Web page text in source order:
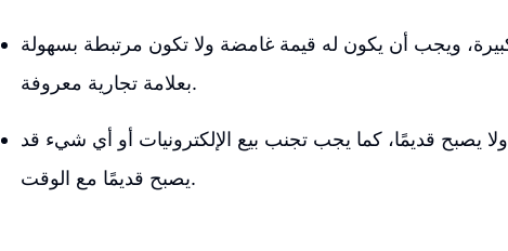
ويجب أن يكون له قيمة غامضة ولا تكون مرتبطة بسهولة
بعلامة تجارية معروفة.
ولا يصبح قديمًا، كما يجب تجنب بيع الإلكترونيات أو أي شيء قد
يصبح قديمًا مع الوقت.